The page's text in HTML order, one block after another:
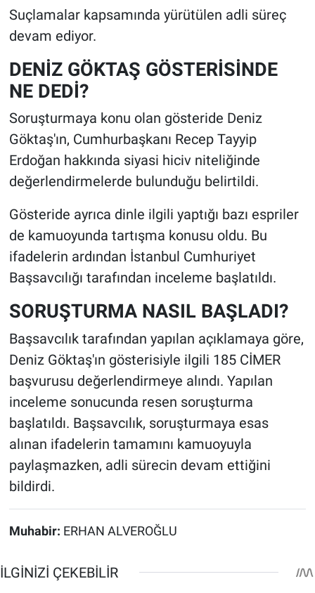
Suçlamalar kapsamında yürütülen adli süreç
devam ediyor.
DENİZ GÖKTAŞ GÖSTERİSİNDE
NE DEDİ?
Soruşturmaya konu olan gösteride Deniz
Göktaş'ın, Cumhurbaşkanı Recep Tayyip
Erdoğan hakkında siyasi hiciv niteliğinde
değerlendirmelerde bulunduğu belirtildi.
Gösteride ayrıca dinle ilgili yaptığı bazı espriler
de kamuoyunda tartışma konusu oldu. Bu
ifadelerin ardından İstanbul Cumhuriyet
Başsavcılığı tarafından inceleme başlatıldı.
SORUŞTURMA NASIL BAŞLADI?
Başsavcılık tarafından yapılan açıklamaya göre,
Deniz Göktaş'ın gösterisiyle ilgili 185 CİMER
başvurusu değerlendirmeye alındı. Yapılan
inceleme sonucunda resen soruşturma
başlatıldı. Başsavcılık, soruşturmaya esas
alınan ifadelerin tamamını kamuoyuyla
paylaşmazken, adli sürecin devam ettiğini
bildirdi.
Muhabir: ERHAN ALVEROĞLU